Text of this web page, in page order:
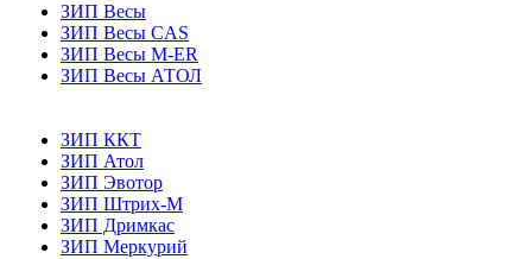
ЗИП Весы
ЗИП Весы CAS
ЗИП Весы M-ER
ЗИП Весы АТОЛ
ЗИП ККТ
ЗИП Атол
ЗИП Эвотор
ЗИП Штрих-М
ЗИП Дримкас
ЗИП Меркурий